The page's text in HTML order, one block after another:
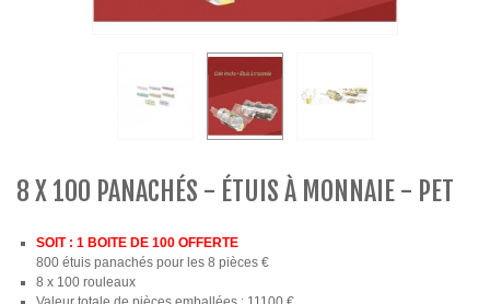
8 X 100 PANACHÉS - ÉTUIS À MONNAIE - PET
SOIT : 1 BOITE DE 100 OFFERTE
800 étuis panachés pour les 8 pièces €
8 x 100 rouleaux